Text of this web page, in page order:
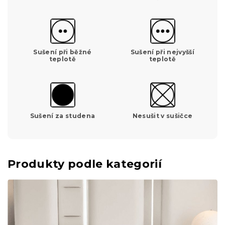
Sušení při běžné
teplotě
Sušení při nejvyšší
teplotě
Sušení za studena Nesušit v sušičce
Produkty podle kategorií